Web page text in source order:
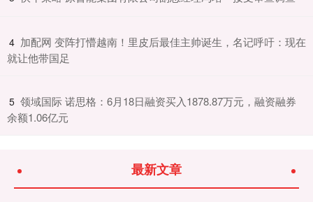
4 ​加配网 变阵打懵越南！里皮后最佳主帅诞生，名记呼吁：现在
就让他带国足
5 ​领域国际 诺思格：6月18日融资买入1878.87万元，融资融券
余额1.06亿元
最新文章